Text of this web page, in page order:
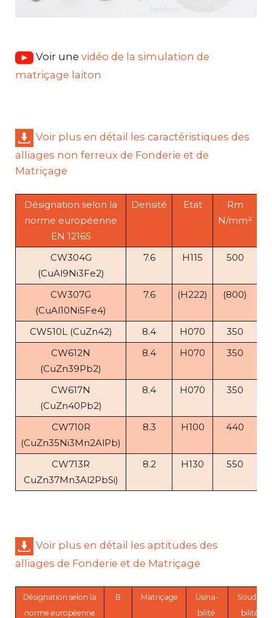
Voir une vidéo de la simulation de
matriçage laiton
Voir plus en détail les caractéristiques des
alliages non ferreux de Fonderie et de
Matriçage
Désignation selon la
norme européenne
EN 12165
Densité Etat
Rm
N/mm²
CW304G
(CuAl9Ni3Fe2)
7.6 H115 500
CW307G
(CuAl10Ni5Fe4)
7.6 (H222) (800)
CW510L (CuZn42) 8.4 H070
350
CW612N
(CuZn39Pb2)
8.4 H070 350
CW617N
(CuZn40Pb2)
8.4 H070 350
CW710R
(CuZn35Ni3Mn2AlPb)
8.3 H100 440
CW713R
CuZn37Mn3Al2PbSi)
8.2 H130 550
Voir plus en détail les aptitudes des
alliages de Fonderie et de Matriçage
Désignation selon la
norme européenne
B Matriçage
Usina-
bilité
Souda-
bilité